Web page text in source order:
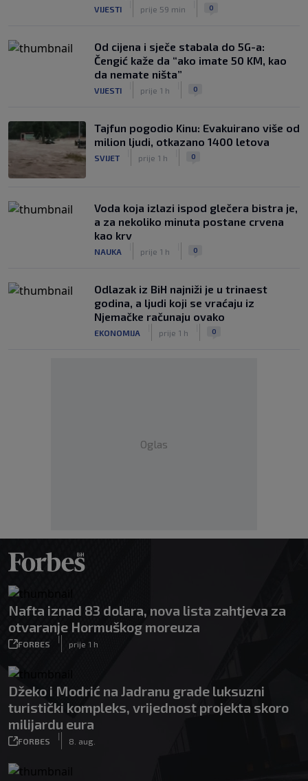
VIJESTI prije 59 min 0
Od cijena i sječe stabala do 5G-a:
Čengić kaže da “ako imate 50 KM, kao
da nemate ništa”
VIJESTI prije 1 h 0
Tajfun pogodio Kinu: Evakuirano više od
milion ljudi, otkazano 1400 letova
SVIJET prije 1 h 0
Voda koja izlazi ispod glečera bistra je,
a za nekoliko minuta postane crvena
kao krv
NAUKA prije 1 h 0
Odlazak iz BiH najniži je u trinaest
godina, a ljudi koji se vraćaju iz
Njemačke računaju ovako
EKONOMIJA prije 1 h 0
Oglas
Nafta iznad 83 dolara, nova lista zahtjeva za
otvaranje Hormuškog moreuza
FORBES
|
prije 1 h
Džeko i Modrić na Jadranu grade luksuzni
turistički kompleks, vrijednost projekta skoro
milijardu eura
FORBES
|
8. aug.